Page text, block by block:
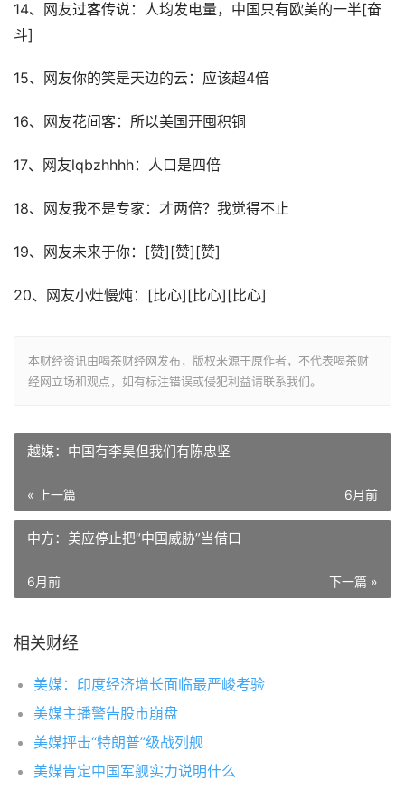
14、网友过客传说：人均发电量，中国只有欧美的一半[奋
斗]
15、网友你的笑是天边的云：应该超4倍
16、网友花间客：所以美国开囤积铜
17、网友lqbzhhhh：人口是四倍
18、网友我不是专家：才两倍？我觉得不止
19、网友未来于你：[赞][赞][赞]
20、网友小灶慢炖：[比心][比心][比心]
本财经资讯由喝茶财经网发布，版权来源于原作者，不代表喝茶财
经网立场和观点，如有标注错误或侵犯利益请联系我们。
越媒：中国有李昊但我们有陈忠坚
« 上一篇 6月前
中方：美应停止把“中国威胁”当借口
下一篇 »
6月前
相关财经
美媒：印度经济增长面临最严峻考验
美媒主播警告股市崩盘
美媒抨击“特朗普”级战列舰
美媒肯定中国军舰实力说明什么